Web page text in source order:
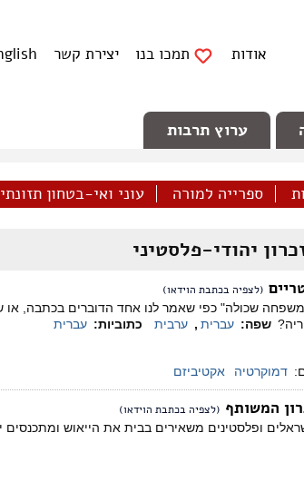
אודות תמכו בנו יצירת קשר
ערוץ תרבות
ספרייה למורה עוני ואי-בטחון תזונתי
יהודי-פלסטיני
(לצפיה בכתבת הוידאו)
שכולה" כפי שאמר לנו אחד הדוברים בכתבה,
שפה: עברית , ערבית כתוביות: עברית
דמוקרטיה אקטיביזם
המשותף (לצפיה בכתבת הוידאו)
ופלסטינים משאירים בבית את הייאוש ומתכנסים